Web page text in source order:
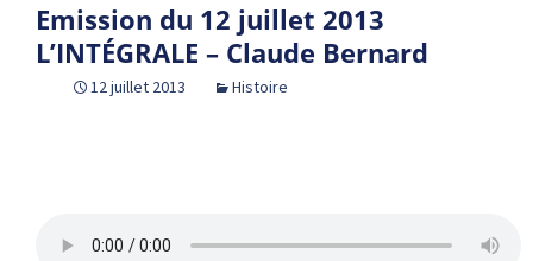
Emission du 12 juillet 2013
L’INTÉGRALE – Claude Bernard
12 juillet 2013 Histoire